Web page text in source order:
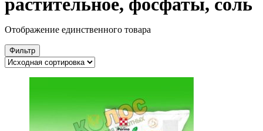
Отображение единственного товара
Фильтр